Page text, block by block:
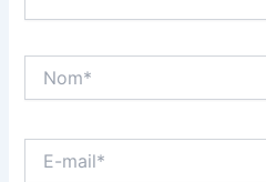
mail*